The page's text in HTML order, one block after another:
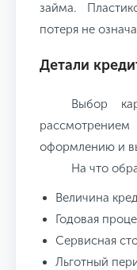
займа.
потеря не
Детали
Выбор
оформлению и
На что
Величина
Годовая
Сервисная
Льготный